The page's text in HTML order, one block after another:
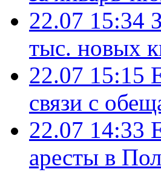
22.07 15:34
тыс. новых
22.07 15:15
связи с
22.07 14:33
аресты в